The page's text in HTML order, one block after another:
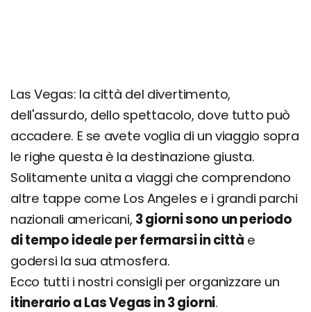
Las Vegas: la città del divertimento,
dell'assurdo, dello spettacolo, dove tutto può
accadere. E se avete voglia di un viaggio sopra
le righe questa è la destinazione giusta.
Solitamente unita a viaggi che comprendono
altre tappe come Los Angeles e i grandi parchi
nazionali americani, 3 giorni sono un periodo
di tempo ideale per fermarsi in città e
godersi la sua atmosfera.
Ecco tutti i nostri consigli per organizzare un
itinerario a Las Vegas in 3 giorni.